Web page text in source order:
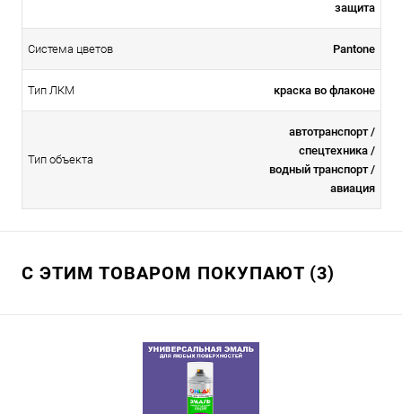
защита
Система цветов Pantone
Тип ЛКМ краска во флаконе
Тип объекта
автотранспорт /
спецтехника /
водный транспорт /
авиация
С ЭТИМ ТОВАРОМ ПОКУПАЮТ (3)